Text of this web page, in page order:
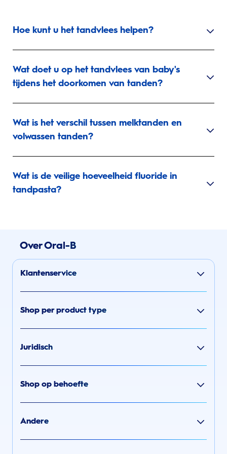
Hoe kunt u het tandvlees helpen?
Wat doet u op het tandvlees van baby's
tijdens het doorkomen van tanden?
Wat is het verschil tussen melktanden en
volwassen tanden?
Wat is de veilige hoeveelheid fluoride in
tandpasta?
Over Oral-B
Klantenservice
Shop per product type
Juridisch
Shop op behoefte
Andere